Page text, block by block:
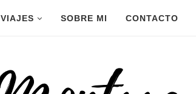
VIAJES SOBRE MI CONTACTO